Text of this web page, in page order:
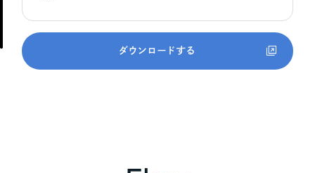
ダウンロードする